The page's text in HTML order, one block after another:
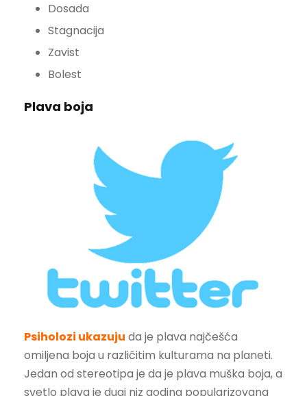
Dosada
Stagnacija
Zavist
Bolest
Plava boja
Psiholozi ukazuju da je plava najčešća
omiljena boja u različitim kulturama na planeti.
Jedan od stereotipa je da je plava muška boja, a
svetlo plava je dugi niz godina popularizovana